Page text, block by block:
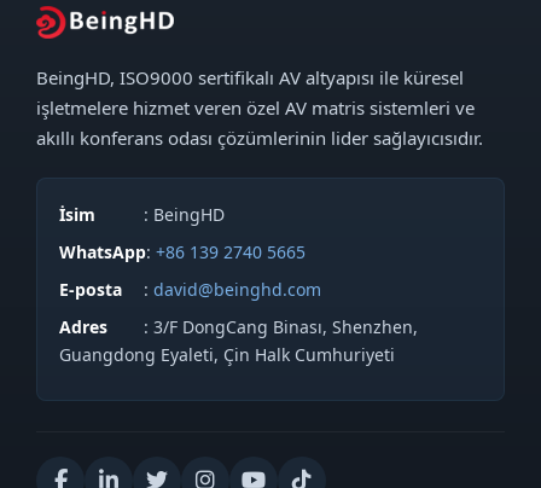
BeingHD, ISO9000 sertifikalı AV altyapısı ile küresel
işletmelere hizmet veren özel AV matris sistemleri ve
akıllı konferans odası çözümlerinin lider sağlayıcısıdır.
İsim
: BeingHD
WhatsApp:+86 139 2740 5665
E-posta
:david@beinghd.com
Adres
: 3/F DongCang Binası, Shenzhen,
Guangdong Eyaleti, Çin Halk Cumhuriyeti